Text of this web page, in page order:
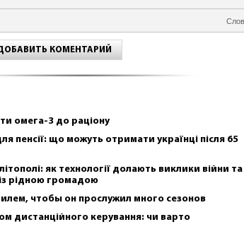
КОМЕНТАРИЙ
омега-3 до раціону
пенсії: що можуть отримати українці після 65
як технології долають виклики війни та
рідною громадою
чтобы он прослужил много сезонов
дистанційного керування: чи варто